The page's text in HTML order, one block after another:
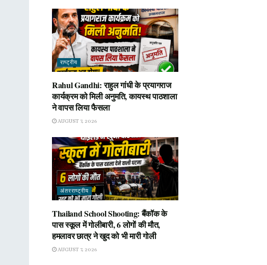
राष्ट्रीय
Rahul Gandhi: राहुल गांधी के प्रयागराज
कार्यक्रम को मिली अनुमति, कायस्थ पाठशाला
ने वापस लिया फैसला
AUGUST 7, 2026
अंतरराष्ट्रीय
Thailand School Shooting: बैंकॉक के
पास स्कूल में गोलीबारी, 6 लोगों की मौत,
हमलावर छात्र ने खुद को भी मारी गोली
AUGUST 7, 2026